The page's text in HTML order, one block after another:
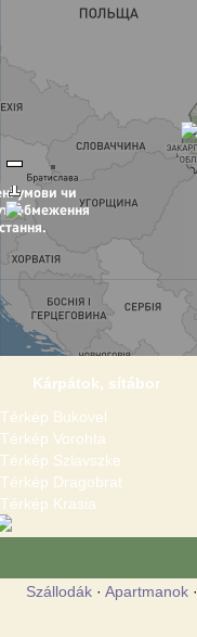
Kárpátok, sítábor
Térkép Bukovel
Térkép Vorohta
Térkép Szlavszke
Térkép Dragobrat
Térkép Krasia
Szállodák· Apartmanok·